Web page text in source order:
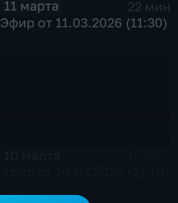
11 марта
22 мин
Эфир от 11.03.2026 (11:30)